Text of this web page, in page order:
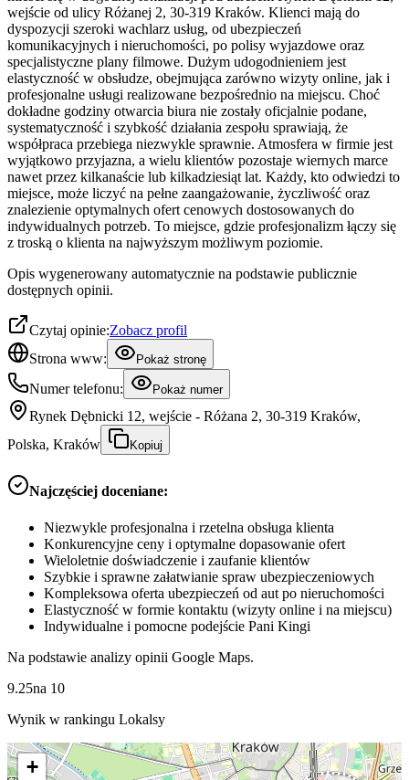
wejście od ulicy Różanej 2, 30-319 Kraków. Klienci mają do
dyspozycji szeroki wachlarz usług, od ubezpieczeń
komunikacyjnych i nieruchomości, po polisy wyjazdowe oraz
specjalistyczne plany filmowe. Dużym udogodnieniem jest
elastyczność w obsłudze, obejmująca zarówno wizyty online, jak i
profesjonalne usługi realizowane bezpośrednio na miejscu. Choć
dokładne godziny otwarcia biura nie zostały oficjalnie podane,
systematyczność i szybkość działania zespołu sprawiają, że
współpraca przebiega niezwykle sprawnie. Atmosfera w firmie jest
wyjątkowo przyjazna, a wielu klientów pozostaje wiernych marce
nawet przez kilkanaście lub kilkadziesiąt lat. Każdy, kto odwiedzi to
miejsce, może liczyć na pełne zaangażowanie, życzliwość oraz
znalezienie optymalnych ofert cenowych dostosowanych do
indywidualnych potrzeb. To miejsce, gdzie profesjonalizm łączy się
z troską o klienta na najwyższym możliwym poziomie.
Opis wygenerowany automatycznie na podstawie publicznie
dostępnych opinii.
Czytaj opinie:Zobacz profil
Strona www:
Pokaż stronę
Numer telefonu: Pokaż numer
Rynek Dębnicki 12, wejście - Różana 2, 30-319 Kraków,
Polska, Kraków
Kopiuj
Najczęściej doceniane:
Niezwykle profesjonalna i rzetelna obsługa klienta
Konkurencyjne ceny i optymalne dopasowanie ofert
Wieloletnie doświadczenie i zaufanie klientów
Szybkie i sprawne załatwianie spraw ubezpieczeniowych
Kompleksowa oferta ubezpieczeń od aut po nieruchomości
Elastyczność w formie kontaktu (wizyty online i na miejscu)
Indywidualne i pomocne podejście Pani Kingi
Na podstawie analizy opinii Google Maps.
9.25na 10
Wynik w rankingu Lokalsy
+